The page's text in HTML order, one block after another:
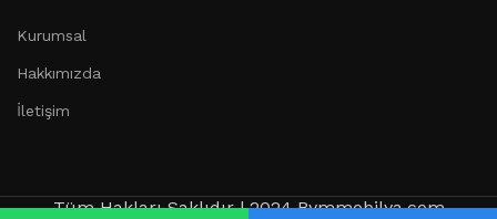
Kurumsal
Hakkımızda
İletişim
Tüm Hakları Saklıdır | 2024 Bymmobilya.com